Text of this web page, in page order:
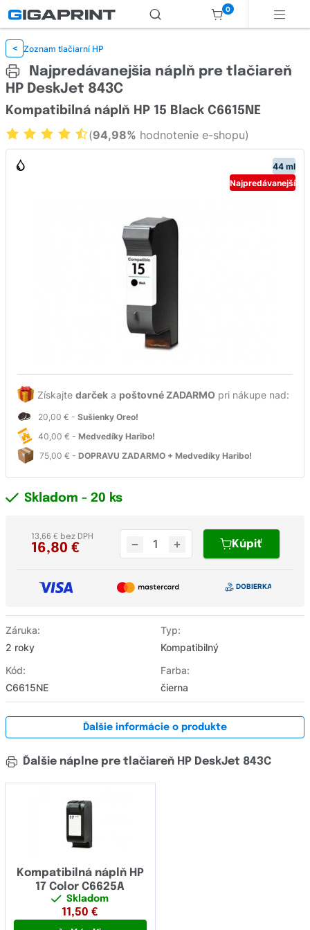
0
< Zoznam tlačiarní HP
Najpredávanejšia náplň pre tlačiareň
HP DeskJet 843C
44 ml
Najpredávanejší
Získajte darček a poštovné ZADARMO pri nákupe nad:
20,00 € - Sušienky Oreo!
40,00 € - Medvedíky Haribo!
75,00 € - DOPRAVU ZADARMO + Medvedíky Haribo!
Kompatibilná náplň HP 15 Black C6615NE
(94,98% hodnotenie e-shopu)
Záruka:
2 roky
Typ:
Kompatibilný
Kód:
C6615NE
Farba:
čierna
Skladom - 20 ks
16,80 €
13,66 € bez DPH
Kúpiť
Ďalšie informácie o produkte
Ďalšie náplne pre tlačiareň HP DeskJet 843C
Kompatibilná náplň HP
17 Color C6625A
Skladom
11,50 €